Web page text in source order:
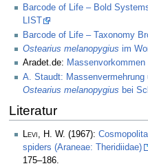
Barcode of Life – Bold
LIST
Barcode of Life – Taxonomy
Ostearius melanopygius im
Aradet.de: Massenvorkommen
A. Staudt:
Ostearius melanopygius bei
Literatur
Levi, H. W. (1967):
spiders (Araneae: Theridiidae)
175–186.